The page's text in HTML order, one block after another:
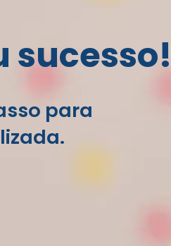
sucesso!
para